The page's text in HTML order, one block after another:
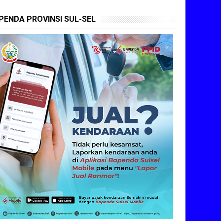
PROVINSI SUL-SEL